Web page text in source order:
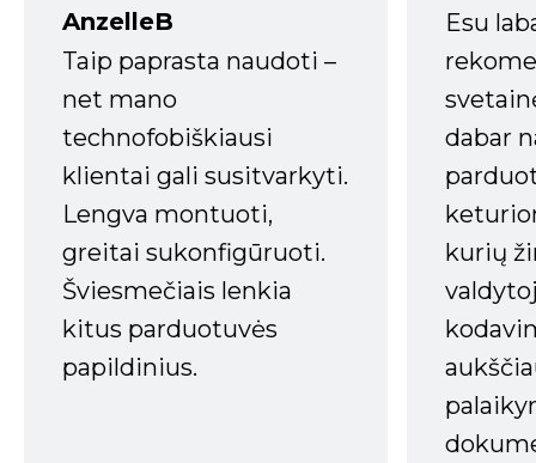
AnzelleB
Taip paprasta naudoti –
net mano
technofobiškiausi
klientai gali susitvarkyti.
Lengva montuoti,
greitai sukonfigūruoti.
Šviesmečiais lenkia
kitus parduotuvės
papildinius.
Esu
dabar
kurių